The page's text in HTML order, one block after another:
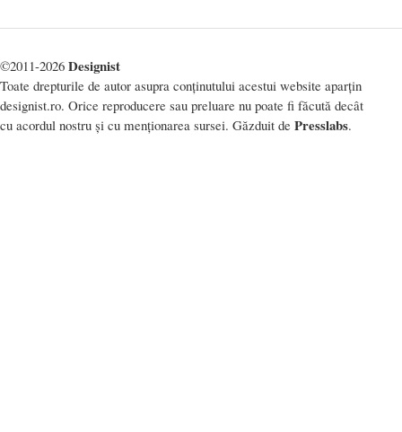
©2011-2026 Designist
Toate drepturile de autor asupra conținutului acestui website aparțin
designist.ro. Orice reproducere sau preluare nu poate fi făcută decât
cu acordul nostru și cu menționarea sursei. Găzduit de Presslabs.